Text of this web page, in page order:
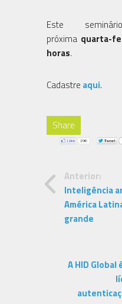
Este
próxima quarta-
horas.
Cadastre aqui.
Share
Anterior:
Inteligência
América
grande
A HID Global